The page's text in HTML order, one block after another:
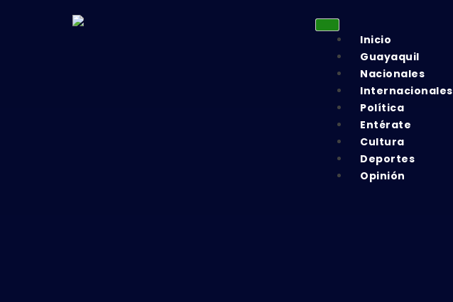
Inicio
Guayaquil
Nacionales
Internacionales
Política
Entérate
Cultura
Deportes
Opinión